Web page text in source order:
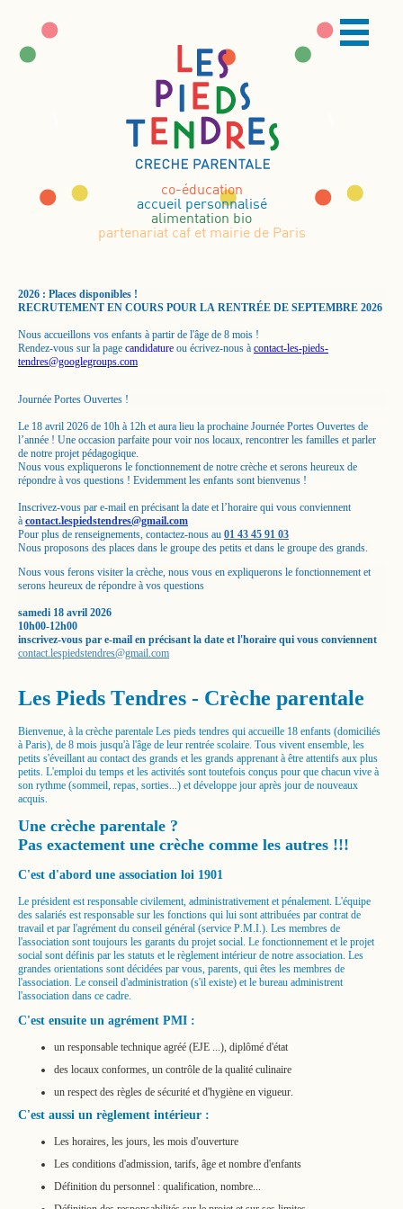
co-éducation
accueil personnalisé
alimentation bio
partenariat caf et mairie de Paris
2026 : Places disponibles !
RECRUTEMENT EN COURS POUR LA RENTRÉE DE SEPTEMBRE 2026
Nous accueillons vos enfants à partir de l'âge de 8 mois !
Rendez-vous sur la page candidature ou écrivez-nous à contact-les-pieds-
tendres@googlegroups.com
Journée Portes Ouvertes !
Le 18 avril 2026 de 10h à 12h et aura lieu la prochaine Journée Portes Ouvertes de
l’année ! Une occasion parfaite pour voir nos locaux, rencontrer les familles et parler
de notre projet pédagogique.
Nous vous expliquerons le fonctionnement de notre crèche et serons heureux de
répondre à vos questions ! Evidemment les enfants sont bienvenus !
Inscrivez-vous par e-mail en précisant la date et l’horaire qui vous conviennent
à contact.lespiedstendres@gmail.com
Pour plus de renseignements, contactez-nous au 01 43 45 91 03
Nous proposons des places dans le groupe des petits et dans le groupe des grands.
Nous vous ferons visiter la crèche, nous vous en expliquerons le fonctionnement et
serons heureux de répondre à vos questions
samedi 18 avril 2026
10h00-12h00
inscrivez-vous par e-mail en précisant la date et l'horaire qui vous conviennent
contact.lespiedstendres@gmail.com
Les Pieds Tendres - Crèche parentale
Bienvenue, à la crèche parentale Les pieds tendres qui accueille 18 enfants (domiciliés
à Paris), de 8 mois jusqu'à l'âge de leur rentrée scolaire. Tous vivent ensemble, les
petits s'éveillant au contact des grands et les grands apprenant à être attentifs aux plus
petits. L'emploi du temps et les activités sont toutefois conçus pour que chacun vive à
son rythme (sommeil, repas, sorties...) et développe jour après jour de nouveaux
acquis.
Une crèche parentale ?
Pas exactement une crèche comme les autres !!!
C'est d'abord une association loi 1901
Le président est responsable civilement, administrativement et pénalement. L'équipe
des salariés est responsable sur les fonctions qui lui sont attribuées par contrat de
travail et par l'agrément du conseil général (service P.M.I.). Les membres de
l'association sont toujours les garants du projet social. Le fonctionnement et le projet
social sont définis par les statuts et le règlement intérieur de notre association. Les
grandes orientations sont décidées par vous, parents, qui êtes les membres de
l'association. Le conseil d'administration (s'il existe) et le bureau administrent
l'association dans ce cadre.
C'est ensuite un agrément PMI :
un responsable technique agréé (EJE ...), diplômé d'état
des locaux conformes, un contrôle de la qualité culinaire
un respect des règles de sécurité et d'hygiène en vigueur.
C'est aussi un règlement intérieur :
Les horaires, les jours, les mois d'ouverture
Les conditions d'admission, tarifs, âge et nombre d'enfants
Définition du personnel : qualification, nombre...